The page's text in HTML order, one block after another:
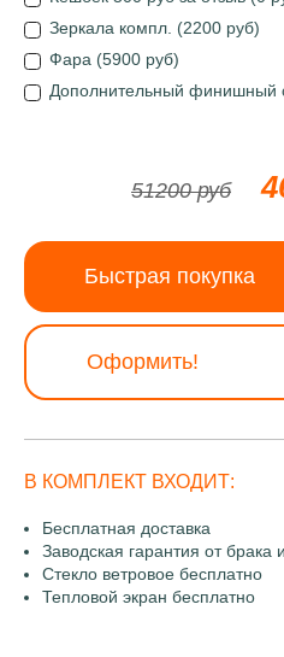
Зеркала компл. (2200 руб)
Фара (5900 руб)
Дополнительный финишный
51200 руб
Быстрая покупка
Оформить!
В КОМПЛЕКТ ВХОДИТ:
Бесплатная доставка
Заводская гарантия от брака
Стекло ветровое бесплатно
Тепловой экран бесплатно